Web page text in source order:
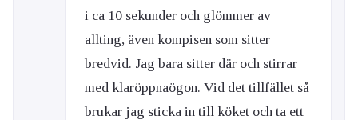
i ca 10 sekunder och glömmer av
allting, även kompisen som sitter
bredvid. Jag bara sitter där och stirrar
med klaröppnaögon. Vid det tillfället så
brukar jag sticka in till köket och ta ett